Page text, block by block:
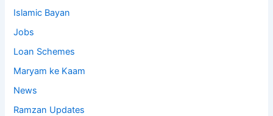
Islamic Bayan
Jobs
Loan Schemes
Maryam ke Kaam
News
Ramzan Updates